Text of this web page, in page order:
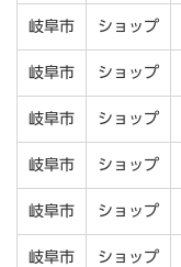
岐阜市 ショップ
岐阜市 ショップ
岐阜市 ショップ
岐阜市 ショップ
岐阜市 ショップ
岐阜市 ショップ